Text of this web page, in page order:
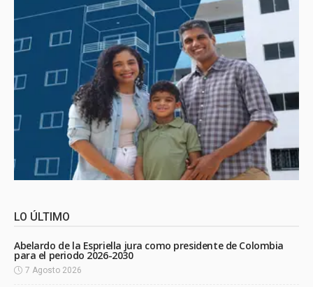
LO ÚLTIMO
Abelardo de la Espriella jura como presidente de Colombia
para el periodo 2026-2030
7 Agosto 2026